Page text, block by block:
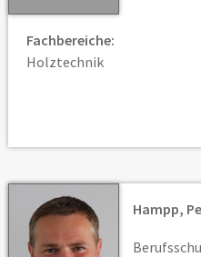
Fachbereiche:
Holztechnik
Hampp,